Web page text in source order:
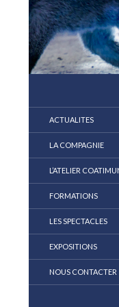
la marionnette au
ACTUALITES
LA COMPAGNIE
L’ATELIER
FORMATIONS
LES SPECTACLES
EXPOSITIONS
NOUS CONTACTER